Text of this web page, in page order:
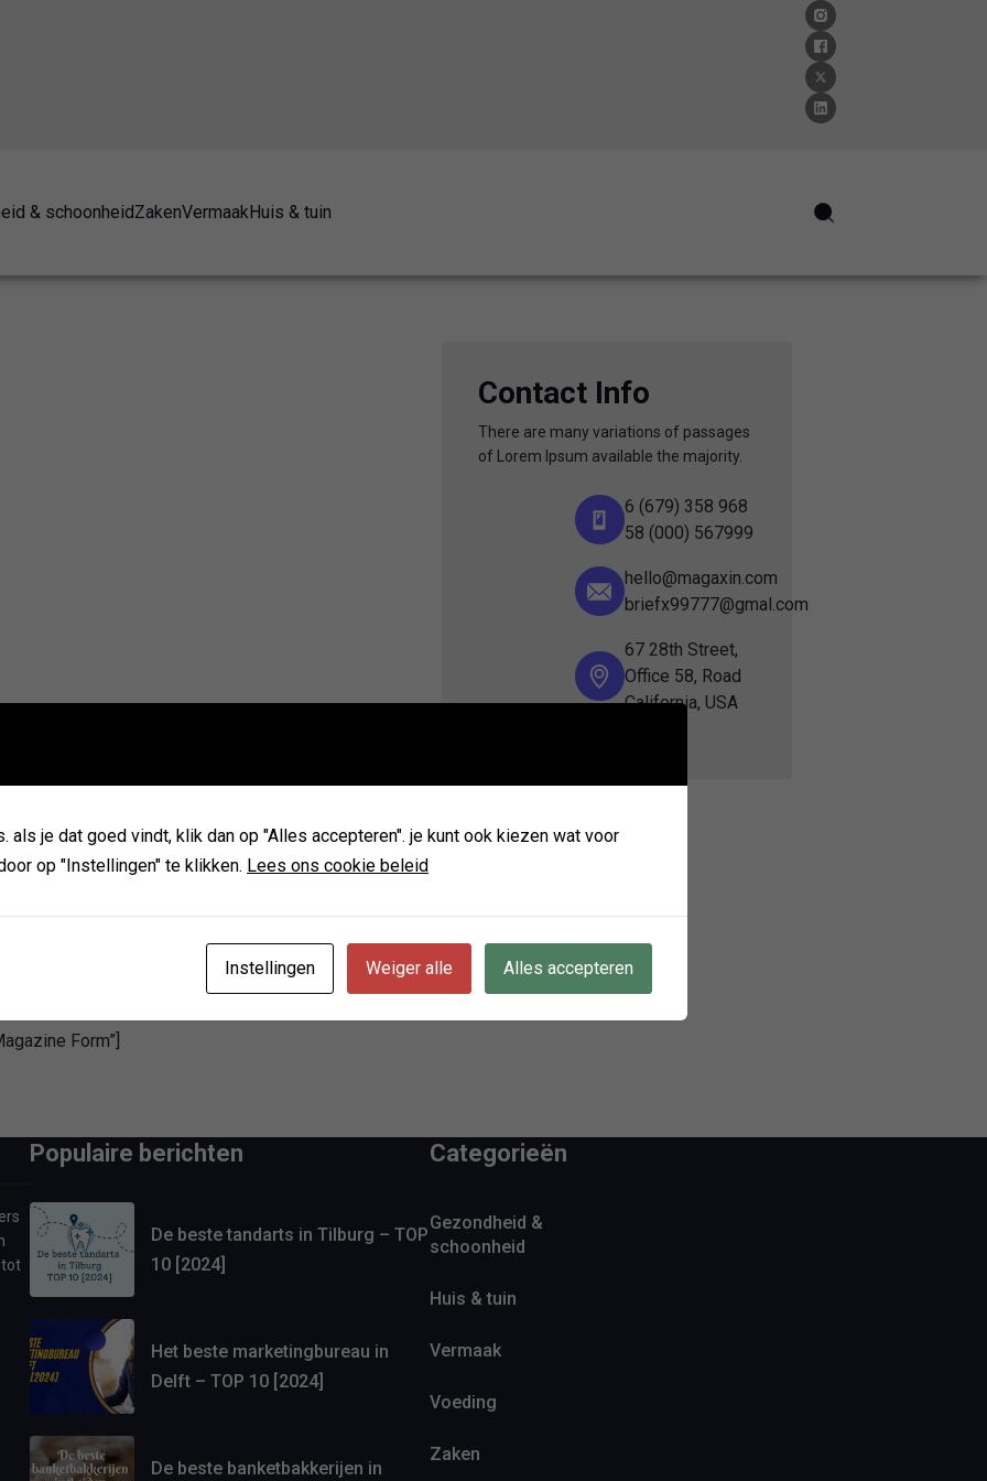
& schoonheidZakenVermaakHuis & tuin
by the charms of pleasure of the moment, so
antrouble that are bound to ensue; and equal blame
Form”]
Contact Info
There are many variations of passages
of Lorem Ipsum available the majority.
6 (679) 358 968
58 (000) 567999
hello@magaxin.com
briefx99777@gmal.com
67 28th Street,
Office 58, Road
California, USA
tot
Populaire berichten
De beste tandarts in Tilburg – TOP
10 [2024]
Het beste marketingbureau in
Delft – TOP 10 [2024]
De beste banketbakkerijen in
Categorieën
Gezondheid &
schoonheid
Huis & tuin
Vermaak
Voeding
Zaken
als je dat goed vindt, klik dan op "Alles accepteren". je kunt ook kiezen wat voor
op "Instellingen" te klikken. Lees ons cookie beleid
Instellingen Weiger alle Alles accepteren